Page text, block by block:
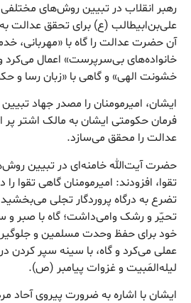
رهبر انقلاب در تبیین روش‌های
علی‌بن‌ابیطالب (ع) برای تحقق عدالت به
آن حضرت عدالت را گاه با «مهربانی،
خانواده‌های بی‌سرپرست» اعمال می‌کرد و
خشونت الهی» و گاهی با «زبان رسا و
ایشان، امیرمومنان را مصدر جهاد
فرمان حکومتی ایشان به مالک اشتر
عدالت را محقق می‌سازد.
حضرت آیت‌الله خامنه‌ای در تبیین
تقوا، افزودند: امیرمومنان گاهی تقوا
تضرع به درگاه پروردگار تجلی
تحیّر و رشک وامی‌داشت؛ گاه با صبر
خود برای حفظ وحدت مسلمین و جلوگیری
لیله‌المَبیت و غزوات پیامبر (ص).
ایشان با اشاره به ضرورت پیروی